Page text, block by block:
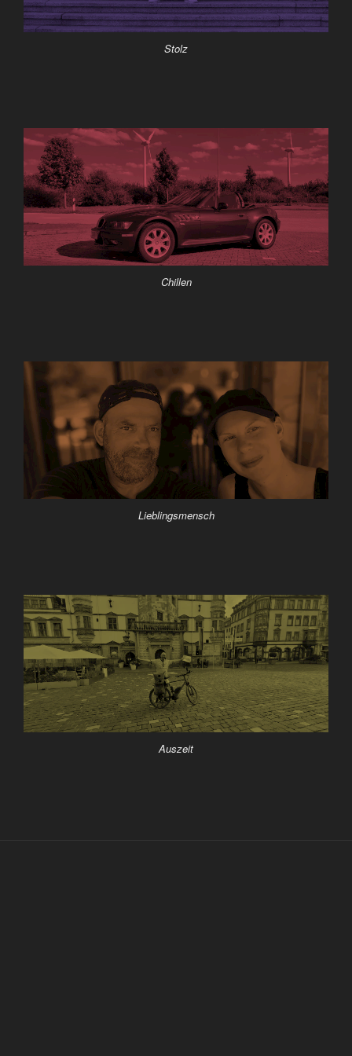
Stolz
Chillen
Lieblingsmensch
Auszeit